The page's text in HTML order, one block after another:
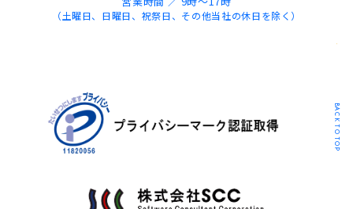
（土曜日、日曜日、祝祭日、その他当社の休日を除く）
BACK TO TOP